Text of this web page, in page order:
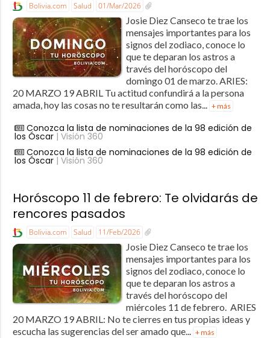
Bolivia.com Salud 01/Mar/2026
Josie Diez Canseco te trae los
mensajes importantes para los
signos del zodiaco, conoce lo
que te deparan los astros a
través del horóscopo del
domingo 01 de marzo. ARIES:
20 MARZO 19 ABRIL Tu actitud confundirá a la persona
amada, hoy las cosas no te resultarán como las... + más
Conozca la lista de nominaciones de la 98 edición de
los Óscar| Visión 360
Conozca la lista de nominaciones de la 98 edición de
los Óscar| Visión 360
Horóscopo 11 de febrero: Te olvidarás de
rencores pasados
Bolivia.com Salud 11/Feb/2026
Josie Diez Canseco te trae los
mensajes importantes para los
signos del zodiaco, conoce lo
que te deparan los astros a
través del horóscopo del
miércoles 11 de febrero. ARIES
20 MARZO 19 ABRIL: No te cierres en tus propias ideas y
escucha las sugerencias del ser amado que... + más